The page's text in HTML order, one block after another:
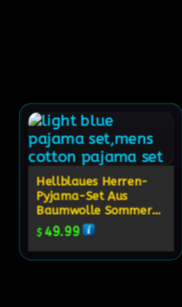
Hellblaues Herren-
Pyjama-Set Aus
Baumwolle Sommer-
Schlafanzug-Set
$49.99